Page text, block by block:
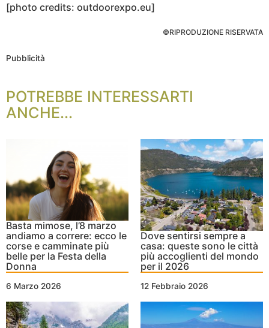
[photo credits: outdoorexpo.eu]
©RIPRODUZIONE RISERVATA
Pubblicità
POTREBBE INTERESSARTI
ANCHE...
Basta mimose, l’8 marzo
andiamo a correre: ecco le
corse e camminate più
belle per la Festa della
Donna
6 Marzo 2026
Dove sentirsi sempre a
casa: queste sono le città
più accoglienti del mondo
per il 2026
12 Febbraio 2026